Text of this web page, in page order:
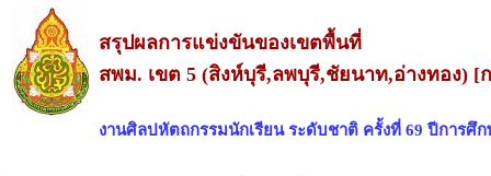
สรุปผลการแข่งขันของเขตพื้นที่
สพม. เขต 5 (สิงห์บุรี,ลพบุรี,ชัยนาท,อ่างทอง) [
งานศิลปหัตถกรรมนักเรียน ระดับชาติ ครั้งที่ 69 ปีการศึ